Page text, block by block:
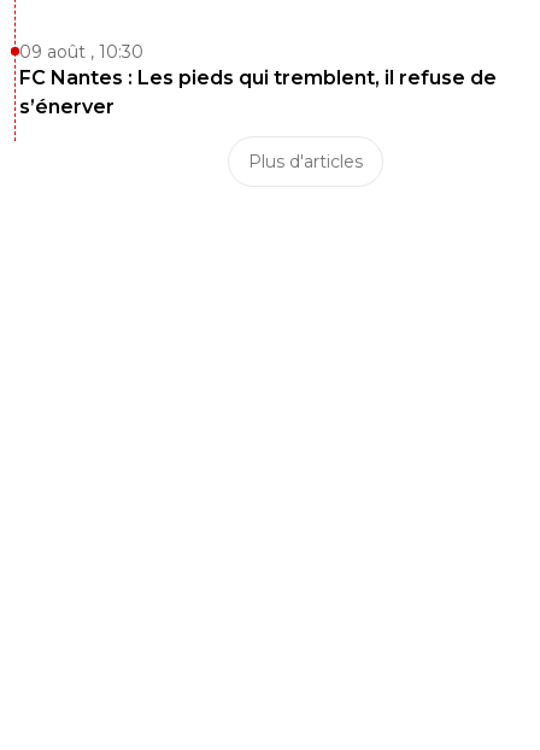
09 août , 10:30
FC Nantes : Les pieds qui tremblent, il refuse de
s’énerver
Plus d'articles